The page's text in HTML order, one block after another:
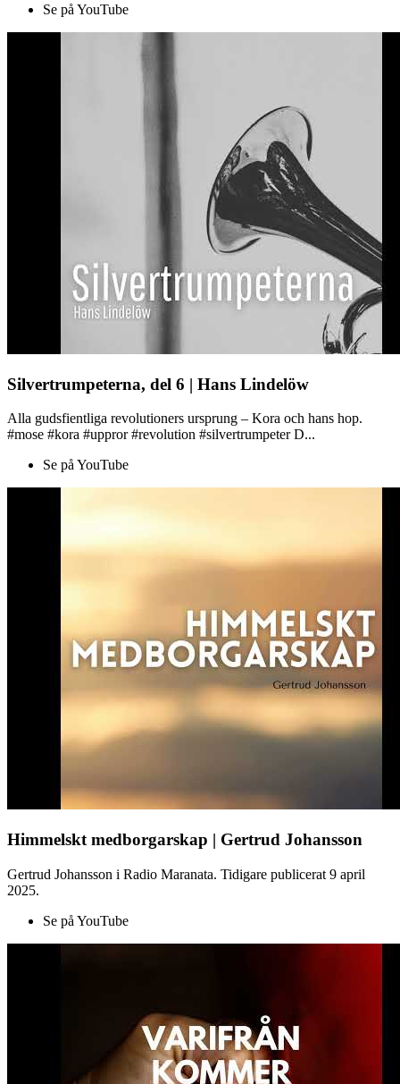
Se på YouTube
Silvertrumpeterna, del 6 | Hans Lindelöw
Alla gudsfientliga revolutioners ursprung – Kora och hans hop.
#mose #kora #uppror #revolution #silvertrumpeter D...
Se på YouTube
Himmelskt medborgarskap | Gertrud Johansson
Gertrud Johansson i Radio Maranata. Tidigare publicerat 9 april
2025.
Se på YouTube